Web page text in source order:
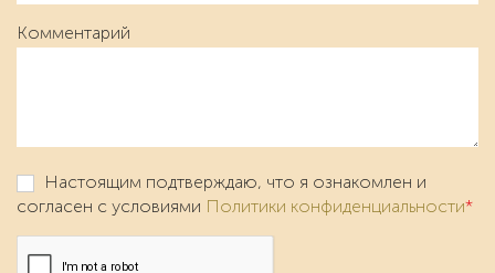
Комментарий
Настоящим подтверждаю, что я ознакомлен и
согласен с условиями Политики конфиденциальности*